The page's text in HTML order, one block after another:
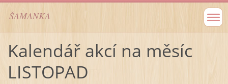
ŠAMANKA
Kalendář akcí na měsíc
LISTOPAD